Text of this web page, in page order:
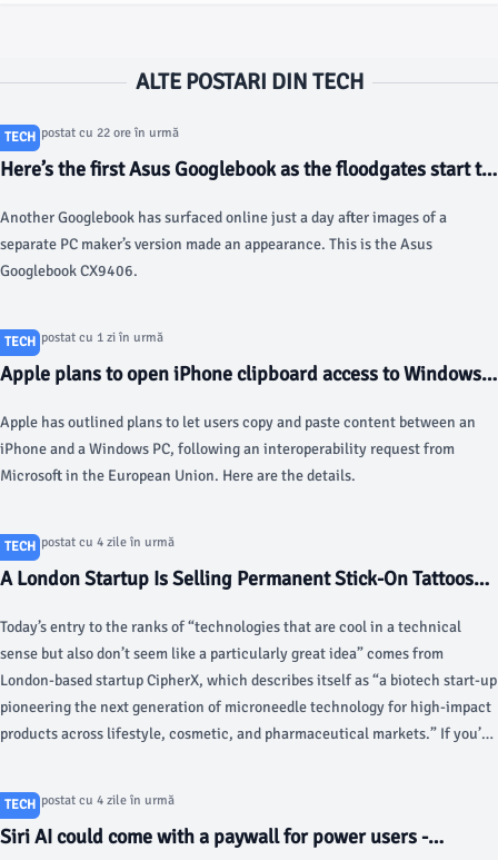
ALTE POSTARI DIN TECH
TECH
Articol postat cu 22 ore în urmă
Here’s the first Asus Googlebook as the floodgates start to
Another Googlebook has surfaced online just a day after images of a
separate PC maker’s version made an appearance. This is the Asus
Googlebook CX9406.
TECH
Articol postat cu 1 zi în urmă
Apple plans to open iPhone clipboard access to Windows
Apple has outlined plans to let users copy and paste content between an
iPhone and a Windows PC, following an interoperability request from
Microsoft in the European Union. Here are the details.
TECH
Articol postat cu 4 zile în urmă
A London Startup Is Selling Permanent Stick-On Tattoos—
Today’s entry to the ranks of “technologies that are cool in a technical
sense but also don’t seem like a particularly great idea” comes from
London-based startup CipherX, which describes itself as “a biotech start-up
pioneering the next generation of microneedle technology for high-impact
products across lifestyle, cosmetic, and pharmaceutical markets.” If you’re
“MicroDot Technology™ platform” and come in the form of little patches
that are pressed onto your skin for 15 minutes.
TECH
Articol postat cu 4 zile în urmă
Siri AI could come with a paywall for power users -